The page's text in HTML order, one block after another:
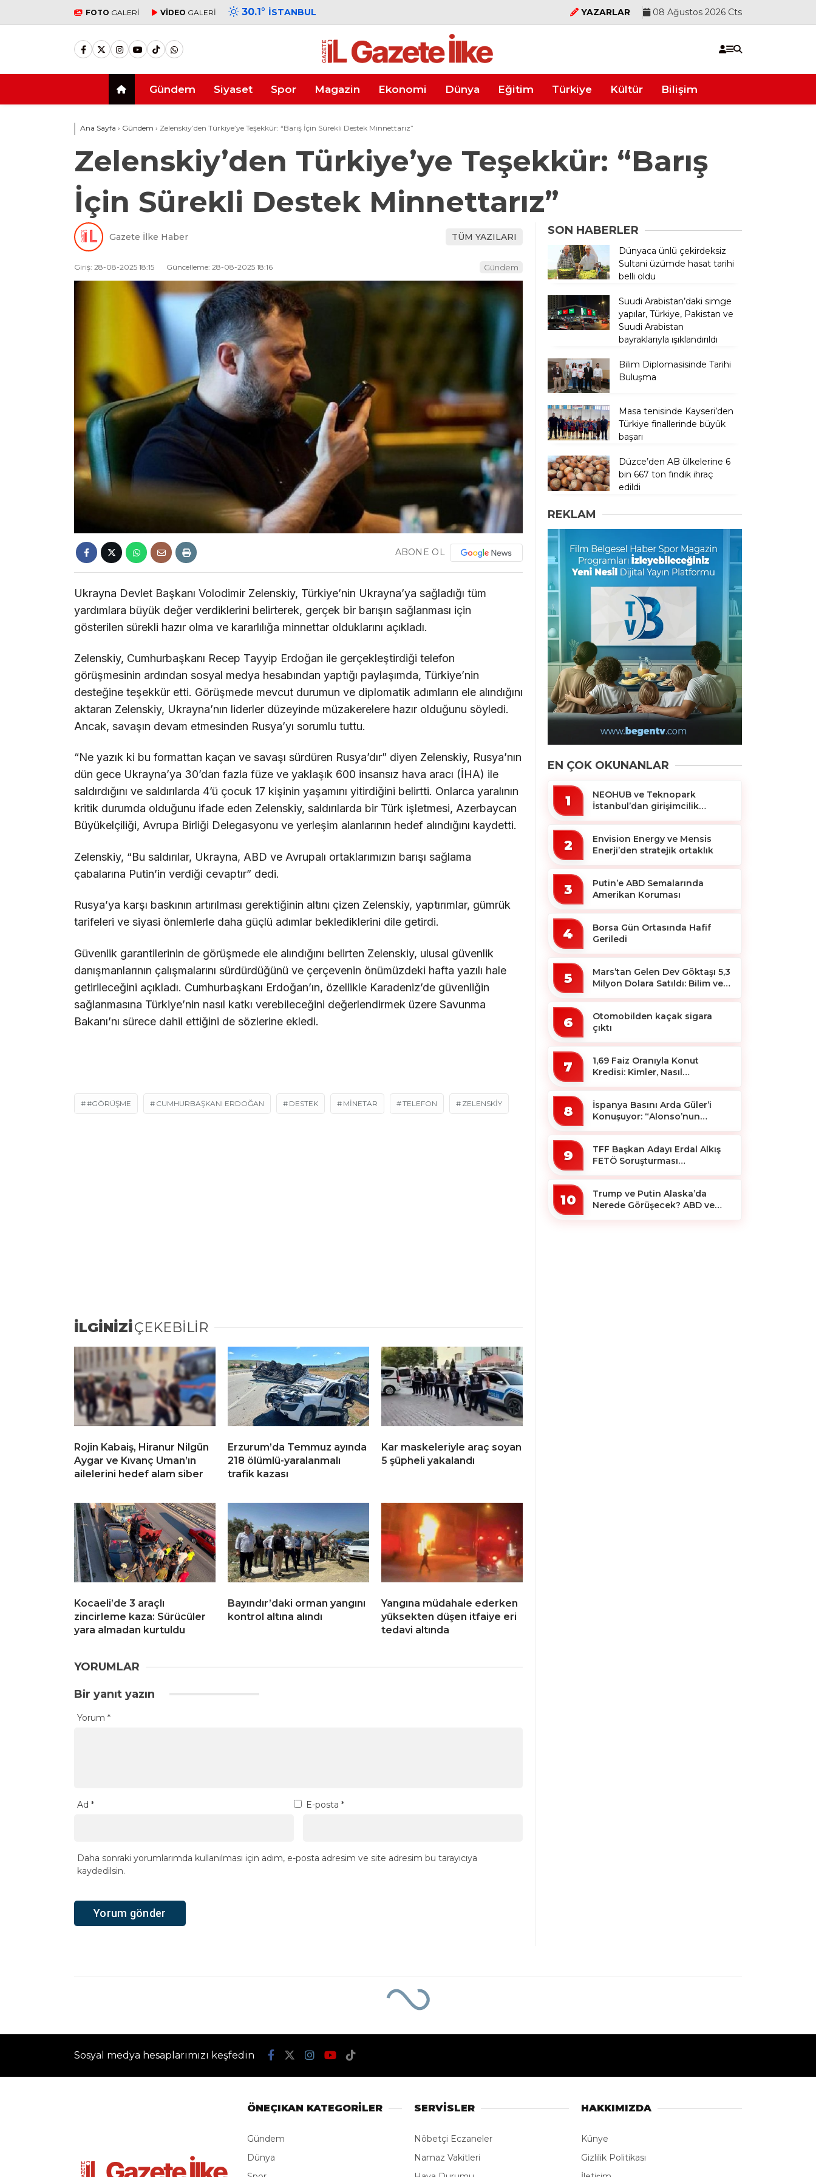
FOTO GALERİ VİDEO GALERİ 30.1° İSTANBUL YAZARLAR 08 Ağustos 2026 Cts
Gündem Siyaset Spor Magazin Ekonomi Dünya Eğitim Türkiye Kültür Bilişim
Ana Sayfa › Gündem › Zelenskiy’den Türkiye’ye Teşekkür: “Barış İçin Sürekli Destek Minnettarız”
Zelenskiy’den Türkiye’ye Teşekkür: “Barış
İçin Sürekli Destek Minnettarız”
Gazete İlke Haber TÜM YAZILARI
Giriş: 28-08-2025 18:15 Güncelleme: 28-08-2025 18:16 Gündem
ABONE OL
Ukrayna Devlet Başkanı Volodimir Zelenskiy, Türkiye’nin Ukrayna’ya sağladığı tüm
yardımlara büyük değer verdiklerini belirterek, gerçek bir barışın sağlanması için
gösterilen sürekli hazır olma ve kararlılığa minnettar olduklarını açıkladı.
Zelenskiy, Cumhurbaşkanı Recep Tayyip Erdoğan ile gerçekleştirdiği telefon
görüşmesinin ardından sosyal medya hesabından yaptığı paylaşımda, Türkiye’nin
desteğine teşekkür etti. Görüşmede mevcut durumun ve diplomatik adımların ele alındığını
aktaran Zelenskiy, Ukrayna’nın liderler düzeyinde müzakerelere hazır olduğunu söyledi.
Ancak, savaşın devam etmesinden Rusya’yı sorumlu tuttu.
“Ne yazık ki bu formattan kaçan ve savaşı sürdüren Rusya’dır” diyen Zelenskiy, Rusya’nın
dün gece Ukrayna’ya 30’dan fazla füze ve yaklaşık 600 insansız hava aracı (İHA) ile
saldırdığını ve saldırılarda 4’ü çocuk 17 kişinin yaşamını yitirdiğini belirtti. Onlarca yaralının
kritik durumda olduğunu ifade eden Zelenskiy, saldırılarda bir Türk işletmesi, Azerbaycan
Büyükelçiliği, Avrupa Birliği Delegasyonu ve yerleşim alanlarının hedef alındığını kaydetti.
Zelenskiy, “Bu saldırılar, Ukrayna, ABD ve Avrupalı ortaklarımızın barışı sağlama
çabalarına Putin’in verdiği cevaptır” dedi.
Rusya’ya karşı baskının artırılması gerektiğinin altını çizen Zelenskiy, yaptırımlar, gümrük
tarifeleri ve siyasi önlemlerle daha güçlü adımlar beklediklerini dile getirdi.
Güvenlik garantilerinin de görüşmede ele alındığını belirten Zelenskiy, ulusal güvenlik
danışmanlarının çalışmalarını sürdürdüğünü ve çerçevenin önümüzdeki hafta yazılı hale
getirileceğini açıkladı. Cumhurbaşkanı Erdoğan’ın, özellikle Karadeniz’de güvenliğin
sağlanmasına Türkiye’nin nasıl katkı verebileceğini değerlendirmek üzere Savunma
Bakanı’nı sürece dahil ettiğini de sözlerine ekledi.
#GÖRÜŞME CUMHURBAŞKANI ERDOĞAN DESTEK MINETAR TELEFON ZELENSKİY
İLGİNİZİÇEKEBİLİR
Rojin Kabaiş, Hiranur Nilgün
Aygar ve Kıvanç Uman’ın
ailelerini hedef alam siber
Erzurum’da Temmuz ayında
218 ölümlü-yaralanmalı
trafik kazası
Kar maskeleriyle araç soyan
5 şüpheli yakalandı
Kocaeli’de 3 araçlı
zincirleme kaza: Sürücüler
yara almadan kurtuldu
Bayındır’daki orman yangını
kontrol altına alındı
Yangına müdahale ederken
yüksekten düşen itfaiye eri
tedavi altında
YORUMLAR
Bir yanıt yazın
Yorum *
Ad * E-posta *
Daha sonraki yorumlarımda kullanılması için adım, e-posta adresim ve site adresim bu tarayıcıya
kaydedilsin.
SON HABERLER
Dünyaca ünlü çekirdeksiz
Sultani üzümde hasat tarihi
belli oldu
Suudi Arabistan’daki simge
yapılar, Türkiye, Pakistan ve
Suudi Arabistan
bayraklarıyla ışıklandırıldı
Bilim Diplomasisinde Tarihi
Buluşma
Masa tenisinde Kayseri’den
Türkiye finallerinde büyük
başarı
Düzce’den AB ülkelerine 6
bin 667 ton fındık ihraç
edildi
REKLAM
EN ÇOK OKUNANLAR
1
NEOHUB ve Teknopark
İstanbul’dan girişimcilik
2
Envision Energy ve Mensis
Enerji’den stratejik ortaklık
3
Putin’e ABD Semalarında
Amerikan Koruması
4
Borsa Gün Ortasında Hafif
Geriledi
5
Mars’tan Gelen Dev Göktaşı 5,3
Milyon Dolara Satıldı: Bilim ve
6
Otomobilden kaçak sigara
çıktı
7
1,69 Faiz Oranıyla Konut
Kredisi: Kimler, Nasıl
8
İspanya Basını Arda Güler’i
Konuşuyor: “Alonso’nun
9
TFF Başkan Adayı Erdal Alkış
FETÖ Soruşturması
10
Trump ve Putin Alaska’da
Nerede Görüşecek? ABD ve
Erzurum’da Temmuz ayında 218 ölümlü-yaralanmalı trafik kazası
Erzurum’da Temmuz ayında 218 ölümlü-
yaralanmalı trafik kazası
TÜM YAZILARI
Güncelleme: 08-08-2026 08:40